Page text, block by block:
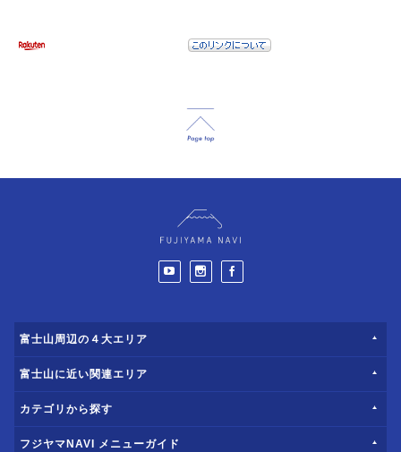
富士山周辺の４大エリア
富士山に近い関連エリア
カテゴリから探す
フジヤマNAVI メニューガイド